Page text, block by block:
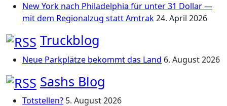
New York nach Philadelphia für unter 31 Dollar —
mit dem Regionalzug statt Amtrak24. April 2026
Truckblog
Neue Parkplätze bekommt das Land 6. August 2026
Sashs Blog
Totstellen? 5. August 2026